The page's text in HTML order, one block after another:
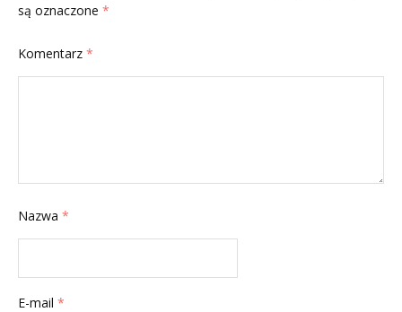
są oznaczone *
Komentarz *
Nazwa *
E-mail *